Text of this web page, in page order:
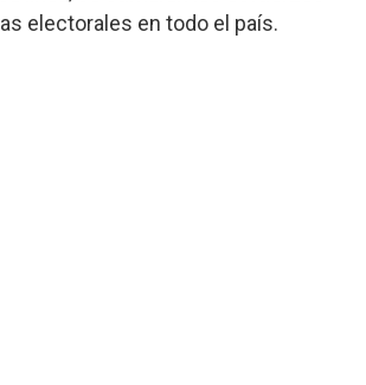
electorales en todo el país.